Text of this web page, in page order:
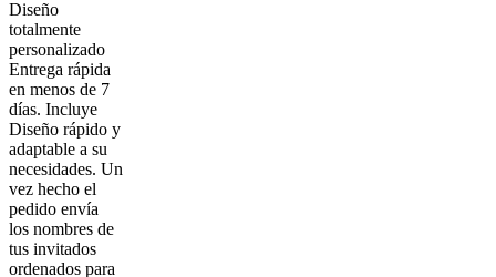
Diseño
totalmente
personalizado
Entrega rápida
en menos de 7
días. Incluye
Diseño rápido y
adaptable a su
necesidades. Un
vez hecho el
pedido envía
los nombres de
tus invitados
ordenados para